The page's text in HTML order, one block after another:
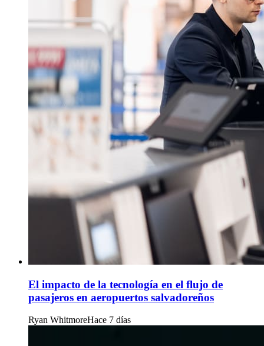
El impacto de la tecnología en el flujo de
pasajeros en aeropuertos salvadoreños
Ryan WhitmoreHace 7 días